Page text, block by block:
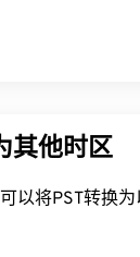
其他时区
以将PST转换为